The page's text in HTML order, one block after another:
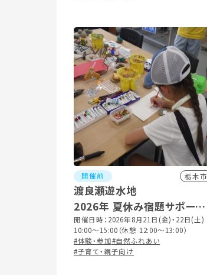
開催前 栃木市
渡良瀬遊水地
2026年 夏休み宿題サポート
教室
開催日時：2026年8月21日(金)・22日(土)
10:00～15:00（休憩 12:00～13:00）
#体験・参加#自然ふれあい
#子育て・親子向け